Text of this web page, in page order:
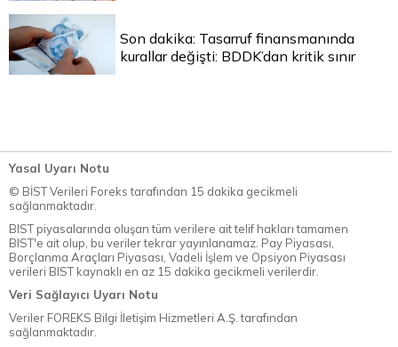
Son dakika: Tasarruf finansmanında
kurallar değişti: BDDK’dan kritik sınır
Yasal Uyarı Notu
© BİST Verileri Foreks tarafından 15 dakika gecikmeli
sağlanmaktadır.
BIST piyasalarında oluşan tüm verilere ait telif hakları tamamen
BIST'e ait olup, bu veriler tekrar yayınlanamaz. Pay Piyasası,
Borçlanma Araçları Piyasası, Vadeli İşlem ve Opsiyon Piyasası
verileri BIST kaynaklı en az 15 dakika gecikmeli verilerdir.
Veri Sağlayıcı Uyarı Notu
Veriler FOREKS Bilgi İletişim Hizmetleri A.Ş. tarafından
sağlanmaktadır.